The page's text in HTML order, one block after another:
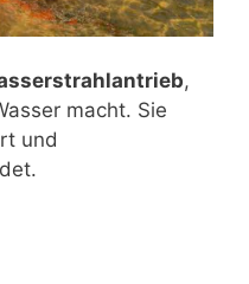
,
macht. Sie
und